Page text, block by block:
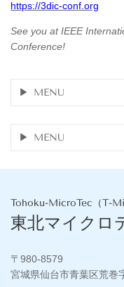
https://3dic-conf.org
See you at IEEE
Conference!
MENU
MENU
Tohoku-MicroTec（T-
東北マイクロ
〒980-8579
宮城県仙台市青葉区荒